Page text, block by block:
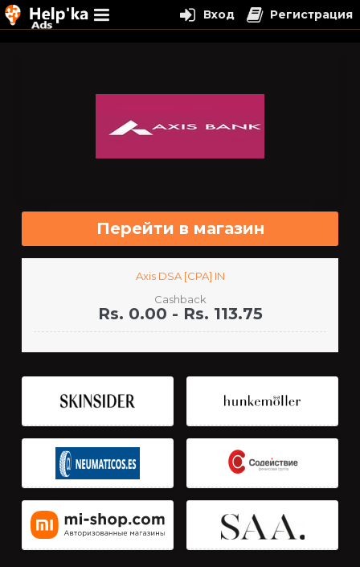
Перейти в магазин
Axis DSA [CPA] IN
Cashback
Rs. 0.00 - Rs. 113.75
Вход Регистрация